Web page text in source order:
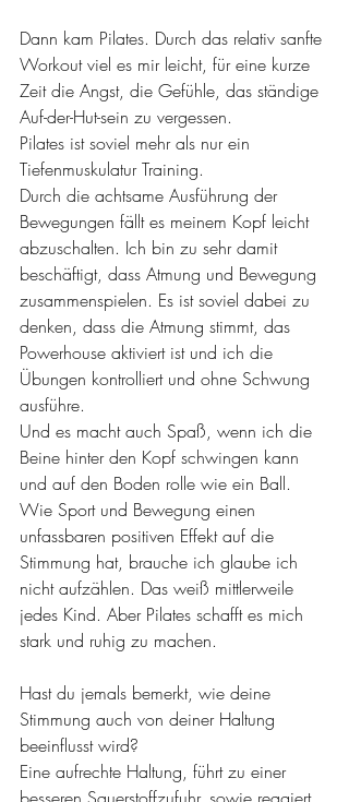
Dann kam Pilates. Durch das relativ sanfte
Workout viel es mir leicht, für eine kurze
Zeit die Angst, die Gefühle, das ständige
Auf-der-Hut-sein zu vergessen.
Pilates ist soviel mehr als nur ein
Tiefenmuskulatur Training.
Durch die achtsame Ausführung der
Bewegungen fällt es meinem Kopf leicht
abzuschalten. Ich bin zu sehr damit
beschäftigt, dass Atmung und Bewegung
zusammenspielen. Es ist soviel dabei zu
denken, dass die Atmung stimmt, das
Powerhouse aktiviert ist und ich die
Übungen kontrolliert und ohne Schwung
ausführe.
Und es macht auch Spaß, wenn ich die
Beine hinter den Kopf schwingen kann
und auf den Boden rolle wie ein Ball.
Wie Sport und Bewegung einen
unfassbaren positiven Effekt auf die
Stimmung hat, brauche ich glaube ich
nicht aufzählen. Das weiß mittlerweile
jedes Kind. Aber Pilates schafft es mich
stark und ruhig zu machen.
Hast du jemals bemerkt, wie deine
Stimmung auch von deiner Haltung
beeinflusst wird?
Eine aufrechte Haltung, führt zu einer